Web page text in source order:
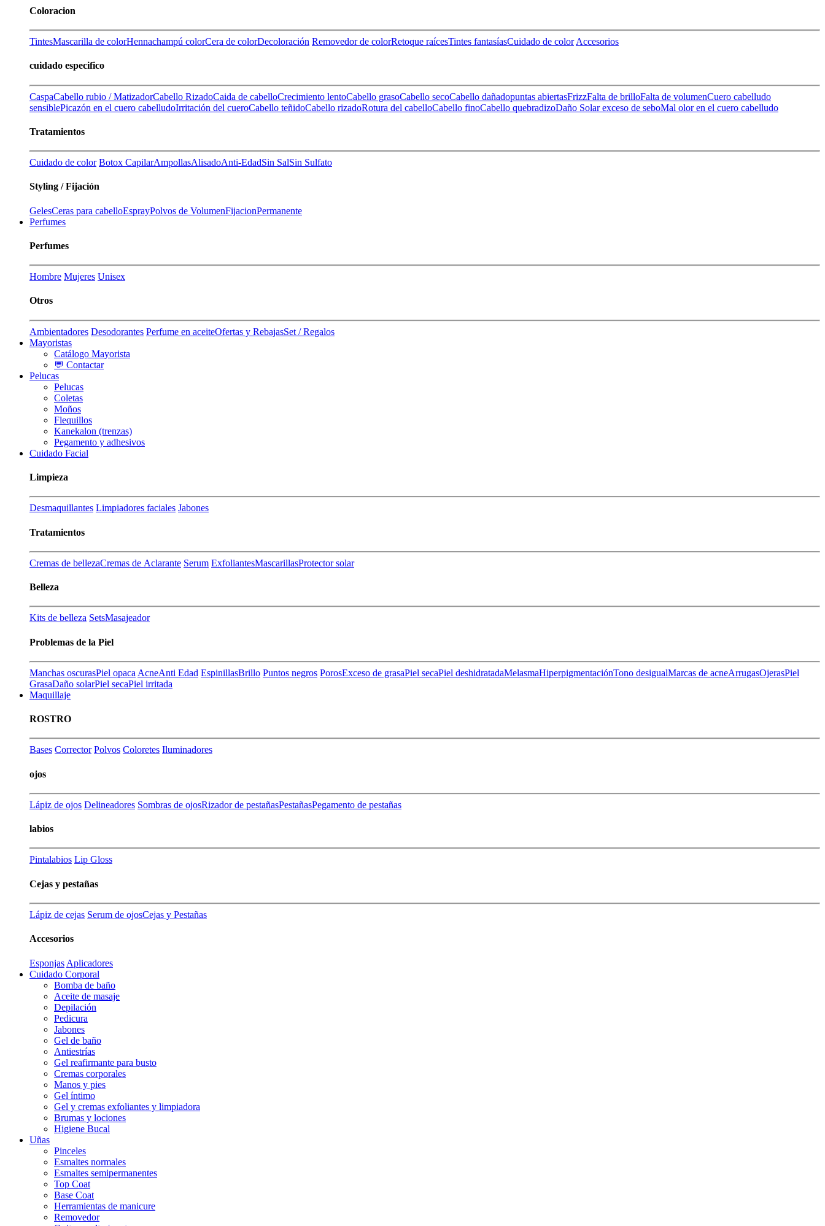
Coloracion
TintesMascarilla de colorHennachampú colorCera de colorDecoloración Removedor de colorRetoque raícesTintes fantasíasCuidado de color Accesorios
cuidado especifico
CaspaCabello rubio / MatizadorCabello RizadoCaida de cabelloCrecimiento lentoCabello grasoCabello secoCabello dañadopuntas abiertasFrizzFalta de brilloFalta de volumenCuero cabelludo
sensiblePicazón en el cuero cabelludoIrritación del cueroCabello teñidoCabello rizadoRotura del cabelloCabello finoCabello quebradizoDaño Solarexceso de seboMal olor en el cuero cabelludo
Tratamientos
Cuidado de color Botox CapilarAmpollasAlisadoAnti-EdadSin SalSin Sulfato
Styling / Fijación
GelesCeras para cabelloEsprayPolvos de VolumenFijacionPermanente
Perfumes
Perfumes
Hombre Mujeres Unisex
Otros
Ambientadores Desodorantes Perfume en aceiteOfertas y RebajasSet / Regalos
Mayoristas
Catálogo Mayorista
💬 Contactar
Pelucas
Pelucas
Coletas
Moños
Flequillos
Kanekalon (trenzas)
Pegamento y adhesivos
Cuidado Facial
Limpieza
Desmaquillantes Limpiadores faciales Jabones
Tratamientos
Cremas de bellezaCremas de Aclarante Serum ExfoliantesMascarillasProtector solar
Belleza
Kits de belleza SetsMasajeador
Problemas de la Piel
Manchas oscurasPiel opaca AcneAnti Edad EspinillasBrillo Puntos negros PorosExceso de grasaPiel secaPiel deshidratadaMelasmaHiperpigmentaciónTono desigualMarcas de acneArrugasOjerasPiel
GrasaDaño solarPiel secaPiel irritada
Maquillaje
ROSTRO
Bases Corrector Polvos Coloretes Iluminadores
ojos
Lápiz de ojos Delineadores Sombras de ojosRizador de pestañasPestañasPegamento de pestañas
labios
Pintalabios Lip Gloss
Cejas y pestañas
Lápiz de cejas Serum de ojosCejas y Pestañas
Accesorios
Esponjas Aplicadores
Cuidado Corporal
Bomba de baño
Aceite de masaje
Depilación
Pedicura
Jabones
Gel de baño
Antiestrías
Gel reafirmante para busto
Cremas corporales
Manos y pies
Gel íntimo
Gel y cremas exfoliantes y limpiadora
Brumas y lociones
Higiene Bucal
Uñas
Pinceles
Esmaltes normales
Esmaltes semipermanentes
Top Coat
Base Coat
Herramientas de manicure
Removedor